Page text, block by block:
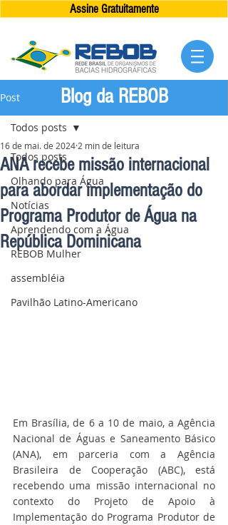
Assine Gratuitamente
Post
Todos posts
Olhando para Água
Notícias
Aprendendo com a Água
REBOB Mulher
assembléia
Pavilhão Latino-Americano
Todos posts
ANA recebe missão internacional
para abordar implementação do
Programa Produtor de Água na
República Dominicana
16 de mai. de 2024 2 min de leitura
Em Brasília, de 6 a 10 de maio, a Agência
Nacional de Águas e Saneamento Básico
(ANA), em parceria com a Agência
Brasileira de Cooperação (ABC), está
recebendo uma missão internacional no
contexto do Projeto de Apoio à
Implementação do Programa Produtor de
Blog da REBOB